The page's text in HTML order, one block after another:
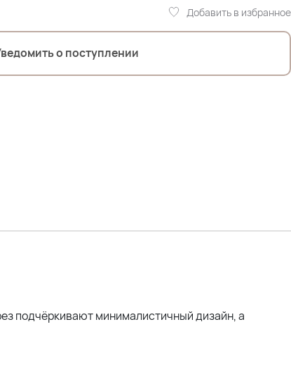
Добавить в избранное
о поступлении
подчёркивают минималистичный дизайн, а